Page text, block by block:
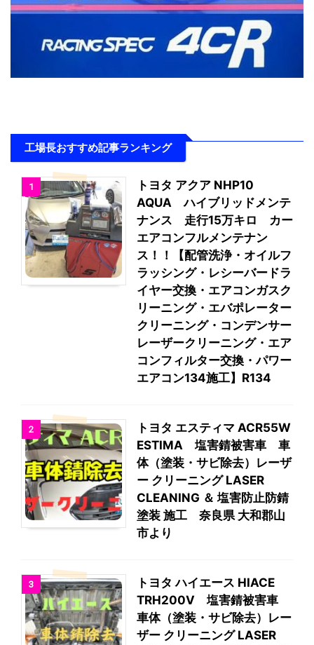
工場長おすすめ記事ランキング
1
トヨタ アクア NHP10
AQUA ハイブリッドメンテ
ナンス 走行15万キロ カー
エアコンフルメンテナン
ス！！【配管洗浄・オイルフ
ラッシング・レシーバードラ
イヤー交換・エアコンガスク
リーニング・エバポレーター
クリーニング・コンデンサー
レーザークリーニング・エア
コンフィルター交換・パワー
エアコン134施工】R134
2
トヨタ エスティマ ACR55W
ESTIMA 塩害錆被害車 車
体（塗装・サビ除去）レーザ
ー クリーニング LASER
CLEANING ＆ 塩害防止防錆
塗装 施工 奈良県 大和郡山
市より
3
トヨタ ハイエース HIACE
TRH200V 塩害錆被害車
車体（塗装・サビ除去）レー
ザー クリーニング LASER